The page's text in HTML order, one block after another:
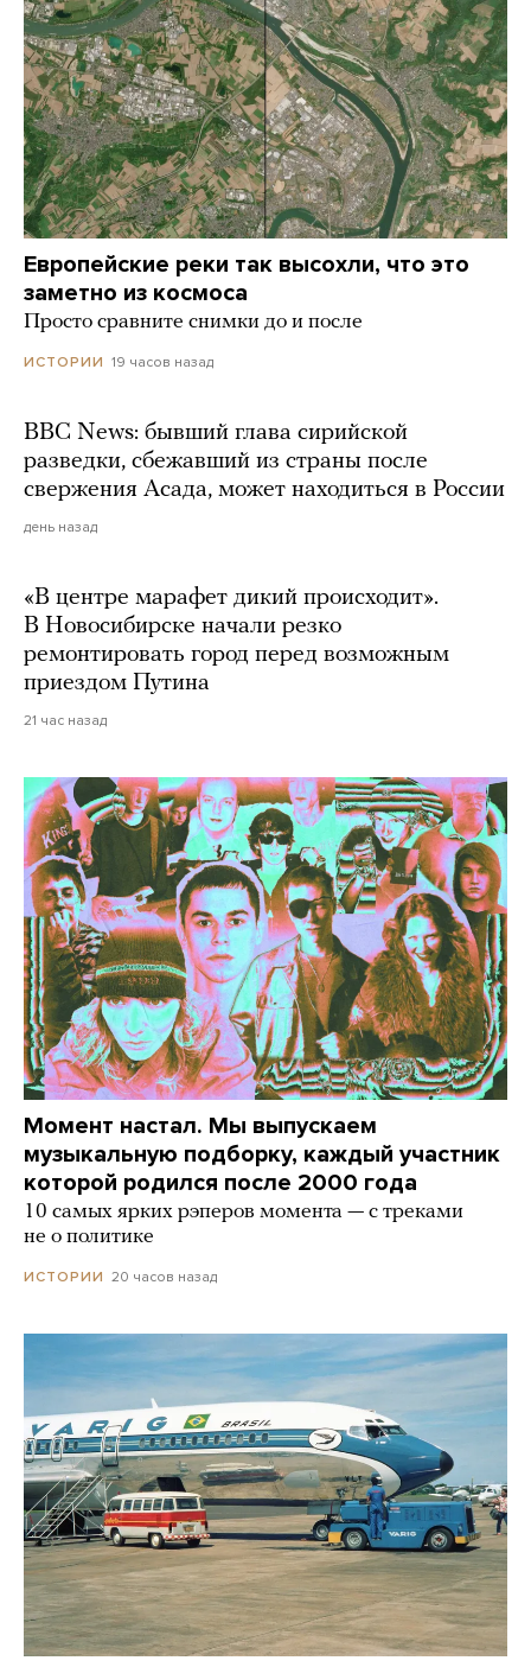
Европейские реки так высохли, что это
заметно из космоса
Просто сравните снимки до и после
ИСТОРИИ 19 часов назад
BBC News: бывший глава сирийской
разведки, сбежавший из страны после
свержения Асада, может находиться в России
день назад
«В центре марафет дикий происходит».
В Новосибирске начали резко
ремонтировать город перед возможным
приездом Путина
21 час назад
Момент настал. Мы выпускаем
музыкальную подборку, каждый участник
которой родился после 2000 года
10 самых ярких рэперов момента — с треками
не о политике
ИСТОРИИ 20 часов назад